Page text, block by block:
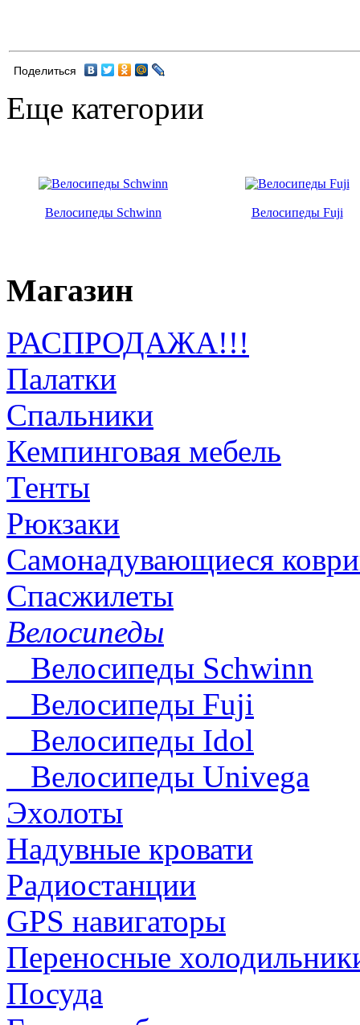
Поделиться
Еще категории
Велосипеды Schwinn Велосипеды Fuji
Магазин
РАСПРОДАЖА!!!
Палатки
Спальники
Кемпинговая мебель
Тенты
Рюкзаки
Самонадувающиеся
Спасжилеты
Велосипеды
Велосипеды Schwinn
Велосипеды Fuji
Велосипеды Idol
Велосипеды Univega
Эхолоты
Надувные кровати
Радиостанции
GPS навигаторы
Переносные
Посуда